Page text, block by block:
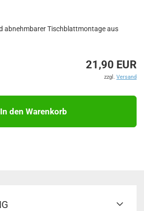
abnehmbarer Tischblattmontage aus
21,90 EUR
zzgl. Versand
In den Warenkorb